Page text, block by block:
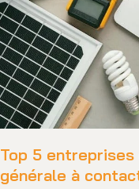
Top 5
générale à